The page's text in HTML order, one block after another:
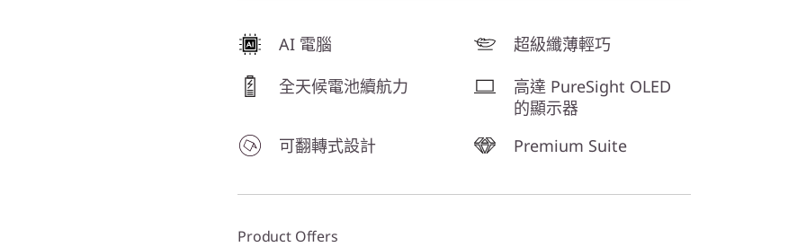
AI 電腦
超級纖薄輕巧
全天候電池續航力
高達 PureSight OLED
的顯示器
可翻轉式設計
Premium Suite
Product Offers